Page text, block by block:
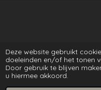
Deze website gebruikt
doeleinden en/of het tonen
Door gebruik te blijven
u hiermee akkoord.